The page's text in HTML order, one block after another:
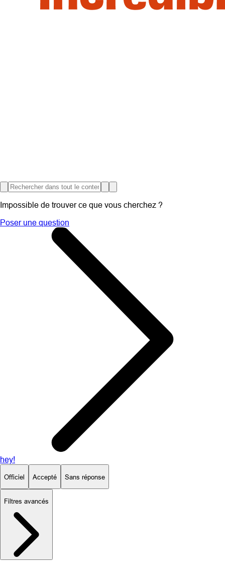
Impossible de trouver ce que vous cherchez ?
Poser une question
hey!
Officiel Accepté Sans réponse
Filtres avancés